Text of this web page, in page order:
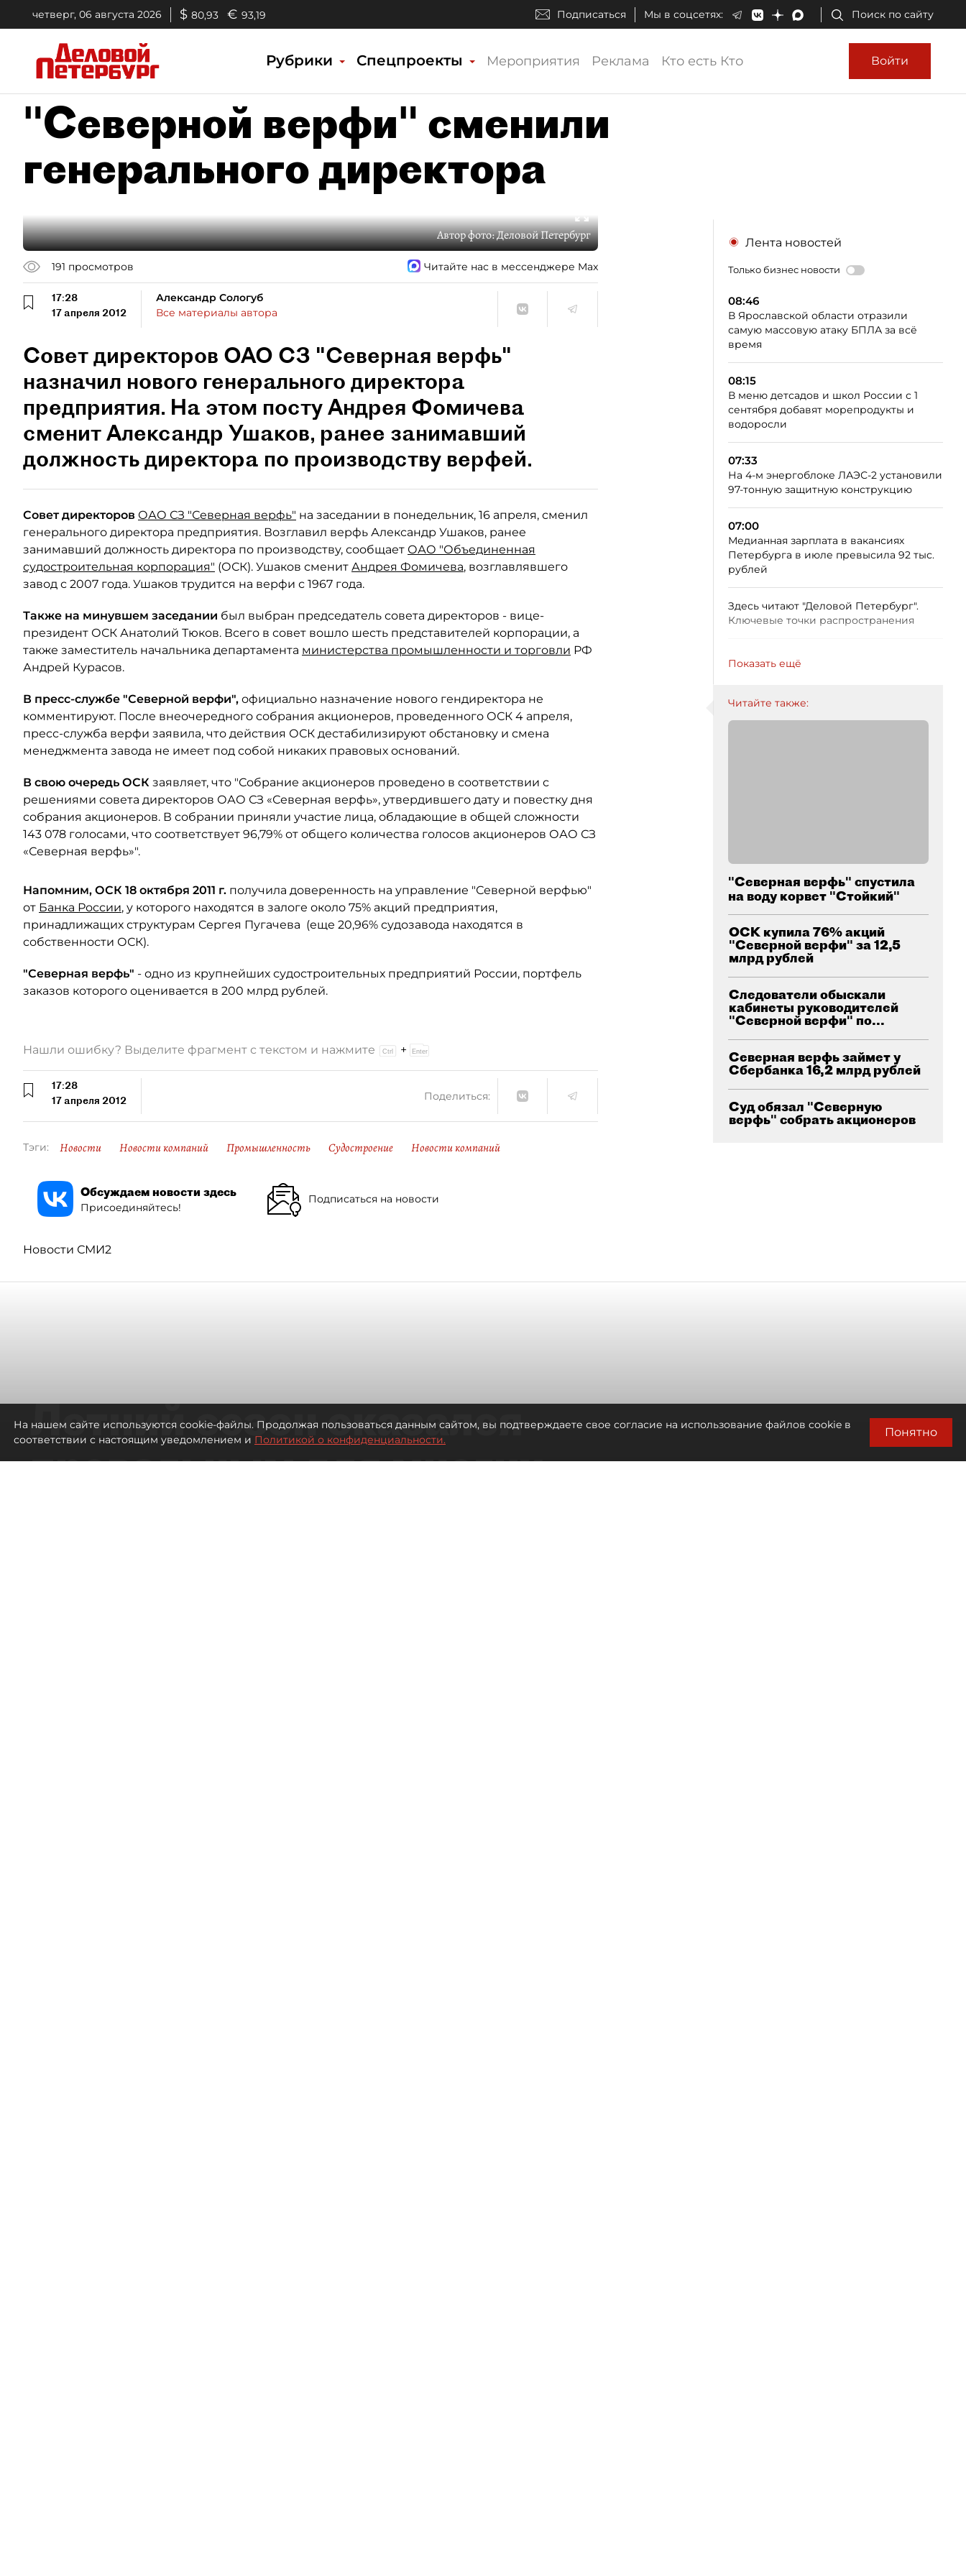
четверг, 06 августа 2026 $ 80,93 € 93,19 Подписаться Мы в соцсетях: Поиск по сайту
Рубрики Спецпроекты Мероприятия Реклама Кто есть Кто Войти
"Северной верфи" сменили
генерального директора
Автор фото:Деловой Петербург
191 просмотров Читайте нас в мессенджере Max
17:28
17 апреля 2012
Александр Сологуб
Все материалы автора
Совет директоров ОАО СЗ "Северная верфь"
назначил нового генерального директора
предприятия. На этом посту Андрея Фомичева
сменит Александр Ушаков, ранее занимавший
должность директора по производству верфей.
Совет директоров ОАО СЗ "Северная верфь" на заседании в понедельник, 16 апреля, сменил
генерального директора предприятия. Возглавил верфь Александр Ушаков, ранее
занимавший должность директора по производству, сообщает ОАО "Объединенная
судостроительная корпорация" (ОСК). Ушаков сменит Андрея Фомичева, возглавлявшего
завод с 2007 года. Ушаков трудится на верфи с 1967 года.
Также на минувшем заседании был выбран председатель совета директоров - вице-
президент ОСК Анатолий Тюков. Всего в совет вошло шесть представителей корпорации, а
также заместитель начальника департамента министерства промышленности и торговли РФ
Андрей Курасов.
В пресс-службе "Северной верфи", официально назначение нового гендиректора не
комментируют. После внеочередного собрания акционеров, проведенного ОСК 4 апреля,
пресс-служба верфи заявила, что действия ОСК дестабилизируют обстановку и смена
менеджмента завода не имеет под собой никаких правовых оснований.
В свою очередь ОСК заявляет, что "Собрание акционеров проведено в соответствии с
решениями совета директоров ОАО СЗ «Северная верфь», утвердившего дату и повестку дня
собрания акционеров. В собрании приняли участие лица, обладающие в общей сложности
143 078 голосами, что соответствует 96,79% от общего количества голосов акционеров ОАО СЗ
«Северная верфь»".
Напомним, ОСК 18 октября 2011 г. получила доверенность на управление "Северной верфью"
от Банка России, у которого находятся в залоге около 75% акций предприятия,
принадлижащих структурам Сергея Пугачева (еще 20,96% судозавода находятся в
собственности ОСК).
"Северная верфь" - одно из крупнейших судостроительных предприятий России, портфель
заказов которого оценивается в 200 млрд рублей.
Лента новостей
Только бизнес новости
08:46
В Ярославской области отразили
самую массовую атаку БПЛА за всё
время
08:15
В меню детсадов и школ России с 1
сентября добавят морепродукты и
водоросли
07:33
На 4-м энергоблоке ЛАЭС-2 установили
97-тонную защитную конструкцию
07:00
Медианная зарплата в вакансиях
Петербурга в июле превысила 92 тыс.
рублей
Здесь читают "Деловой Петербург".
Ключевые точки распространения
Показать ещё
Читайте также:
"Северная верфь" спустила
на воду корвет "Стойкий"
ОСК купила 76% акций
"Северной верфи" за 12,5
млрд рублей
Следователи обыскали
кабинеты руководителей
"Северной верфи" по...
Северная верфь займет у
Сбербанка 16,2 млрд рублей
Суд обязал "Северную
верфь" собрать акционеров
Нашли ошибку? Выделите фрагмент с текстом и нажмите +
17:28
17 апреля 2012
Поделиться:
Тэги: Новости Новости компаний Промышленность Судостроение Новости компаний
Обсуждаем новости здесь
Присоединяйтесь!
Подписаться на новости
Новости СМИ2
Летний сезон оказался
провальным для многих
На нашем сайте используются cookie-файлы. Продолжая пользоваться данным сайтом, вы подтверждаете свое согласие на использование файлов cookie в
соответствии с настоящим уведомлением и Политикой о конфиденциальности.
Понятно